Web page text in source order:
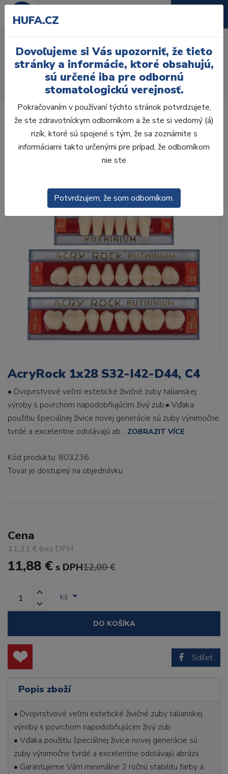
D44, C4
Zuby
AcryRock
AcryRock 1x28 S32-I42-D44, C4
AcryRock 1x28 S32-I42-D44, C4
• Dvojvrstvové veľmi estetické živičné zuby talianskej
výroby s povrchom napodobňujúcim živý zub.• Vďaka
použitiu špeciálnej živice novej generácie sú zuby výnimočne
tvrdé a excelentne odolávajú ab... ZOBRAZIT VÍCE
Kód produktu: 803236
Tovar je dostupný na objednávku
Cena
11,31 € bez DPH
11,88 € s DPH12,00 €
ks
DO KOŠÍKA
Sdílet
Popis zboží
• Dvojvrstvové veľmi estetické živičné zuby talianskej
výroby s povrchom napodobňujúcim živý zub.
• Vďaka použitiu špeciálnej živice novej generácie sú
zuby výnimočne tvrdé a excelentne odolávajú abrázii.
• Garantujeme Vám minimálne 2 ročnú stabilitu farby a
HUFA.CZ
Dovoľujeme si Vás upozorniť, že tieto
stránky a informácie, ktoré obsahujú,
sú určené iba pre odbornú
stomatologickú verejnosť.
Pokračovaním v používaní týchto stránok potvrdzujete,
že ste zdravotníckym odborníkom a že ste si vedomý (á)
rizík, ktoré sú spojené s tým, že sa zoznámite s
informáciami takto určenými pre prípad, že odborníkom
nie ste
Potvrdzujem, že som odborníkom.